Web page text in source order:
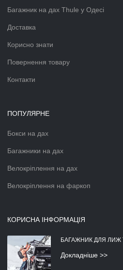
Багажник на дах Thule у Одесі
Доставка
Корисно знати
Повернення товару
Контакти
ПОПУЛЯРНЕ
Бокси на дах
Багажники на дах
Велокріплення на дах
Велокріплення на фаркоп
КОРИСНА ІНФОРМАЦІЯ
БАГАЖНИК ДЛЯ ЛИЖ
Докладніше >>